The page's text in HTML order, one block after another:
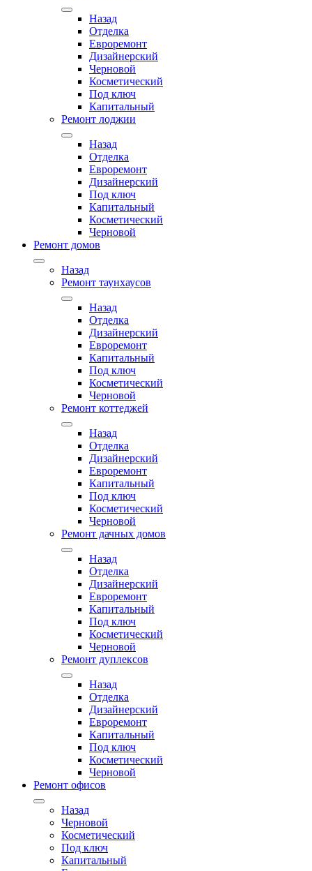
Назад
Отделка
Евроремонт
Дизайнерский
Черновой
Косметический
Под ключ
Капитальный
Ремонт лоджии
Назад
Отделка
Евроремонт
Дизайнерский
Под ключ
Капитальный
Косметический
Черновой
Ремонт домов
Назад
Ремонт таунхаусов
Назад
Отделка
Дизайнерский
Евроремонт
Капитальный
Под ключ
Косметический
Черновой
Ремонт коттеджей
Назад
Отделка
Дизайнерский
Евроремонт
Капитальный
Под ключ
Косметический
Черновой
Ремонт дачных домов
Назад
Отделка
Дизайнерский
Евроремонт
Капитальный
Под ключ
Косметический
Черновой
Ремонт дуплексов
Назад
Отделка
Дизайнерский
Евроремонт
Капитальный
Под ключ
Косметический
Черновой
Ремонт офисов
Назад
Черновой
Косметический
Под ключ
Капитальный